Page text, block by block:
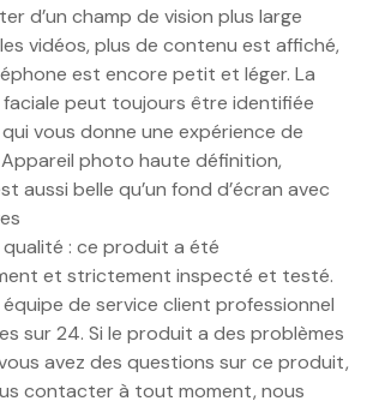
d’un champ de vision plus large
vidéos, plus de contenu est affiché,
est encore petit et léger. La
peut toujours être identifiée
vous donne une expérience de
photo haute définition,
aussi belle qu’un fond d’écran avec
qualité : ce produit a été
et strictement inspecté et testé.
de service client professionnel
sur 24. Si le produit a des problèmes
avez des questions sur ce produit,
contacter à tout moment, nous